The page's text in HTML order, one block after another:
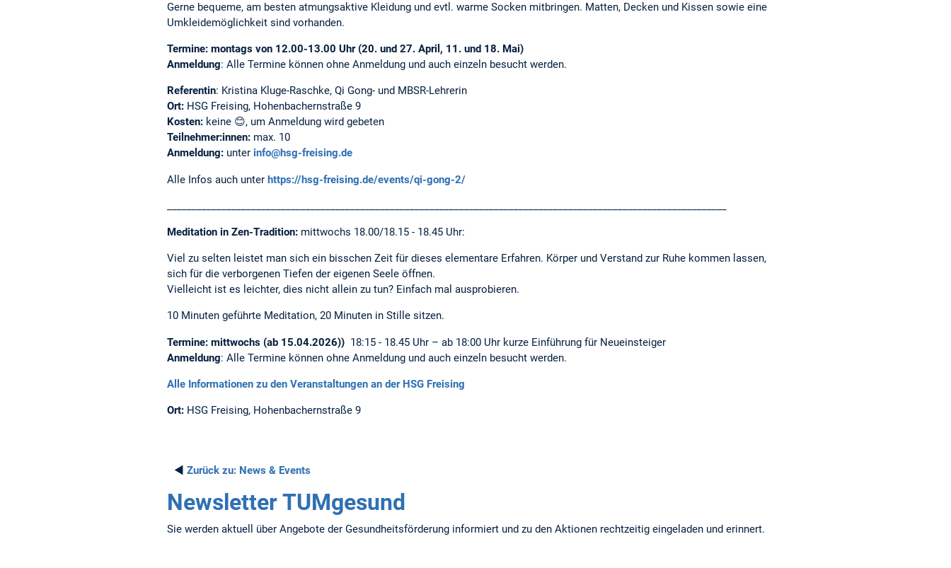
Gerne bequeme, am besten atmungsaktive Kleidung und evtl. warme Socken mitbringen. Matten, Decken und Kissen sowie eine
Umkleidemöglichkeit sind vorhanden.
Termine: montags von 12.00-13.00 Uhr (20. und 27. April, 11. und 18. Mai)
Anmeldung: Alle Termine können ohne Anmeldung und auch einzeln besucht werden.
Referentin: Kristina Kluge-Raschke, Qi Gong- und MBSR-Lehrerin
Ort: HSG Freising, Hohenbachernstraße 9
Kosten: keine 😊, um Anmeldung wird gebeten
Teilnehmer:innen: max. 10
Anmeldung: unter info@hsg-freising.de
Alle Infos auch unter https://hsg-freising.de/events/qi-gong-2/
Meditation in Zen-Tradition: mittwochs 18.00/18.15 - 18.45 Uhr:
Viel zu selten leistet man sich ein bisschen Zeit für dieses elementare Erfahren. Körper und Verstand zur Ruhe kommen lassen,
sich für die verborgenen Tiefen der eigenen Seele öffnen.
Vielleicht ist es leichter, dies nicht allein zu tun? Einfach mal ausprobieren.
10 Minuten geführte Meditation, 20 Minuten in Stille sitzen.
Termine: mittwochs (ab 15.04.2026)) 18:15 - 18.45 Uhr – ab 18:00 Uhr kurze Einführung für Neueinsteiger
Anmeldung: Alle Termine können ohne Anmeldung und auch einzeln besucht werden.
Alle Informationen zu den Veranstaltungen an der HSG Freising
Ort: HSG Freising, Hohenbachernstraße 9
◄ Zurück zu: News & Events
Newsletter TUMgesund
Sie werden aktuell über Angebote der Gesundheitsförderung informiert und zu den Aktionen rechtzeitig eingeladen und erinnert.